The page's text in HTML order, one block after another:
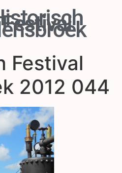
Festival
Festival
2012 044